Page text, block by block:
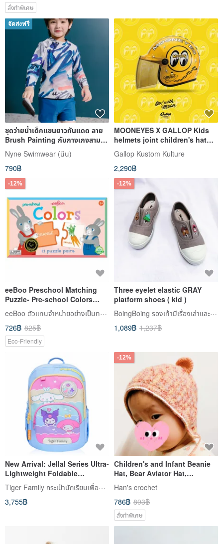
สั่งทำพิเศษ
จัดส่งฟรี
ชุดว่ายน้ำเด็กแขนยาวกันแดด ลาย
Brush Painting กับกางเกงสามสี
ใส่ได้สองด้าน
Nyne Swimwear (นีน)
790฿
MOONEYES X GALLOP Kids
helmets joint children's hat
(yellow order)
Gallop Kustom Kulture
2,290฿
-12%
eeBoo Preschool Matching
Puzzle- Pre-school Colors
Puzzle Pairs Know Colors
eeBoo ตัวแทนจำหน่ายอย่างเป็นทางการในไต้หวัน
726฿ 825฿
Eco-Friendly
-12%
Three eyelet elastic GRAY
platform shoes ( kid )
BoingBoing รองเท้ามีเรื่องเล่าและกระเป๋าลายวาดมือ
1,089฿ 1,237฿
New Arrival: Jellal Series Ultra-
Lightweight Foldable
Ergonomic Backpack - Sanrio
Collaboration "Dessert Party"
Tiger Family กระเป๋านักเรียนเพื่อสุขภาพหลังและเครื่องเขียน
3,755฿
-12%
Children's and Infant Beanie
Hat, Bear Aviator Hat,
Children's Knit Hat, Multiple
Colors Available
Han's crochet
786฿ 893฿
สั่งทำพิเศษ